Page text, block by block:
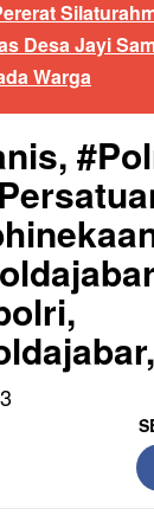
Desa Jayi
Warga